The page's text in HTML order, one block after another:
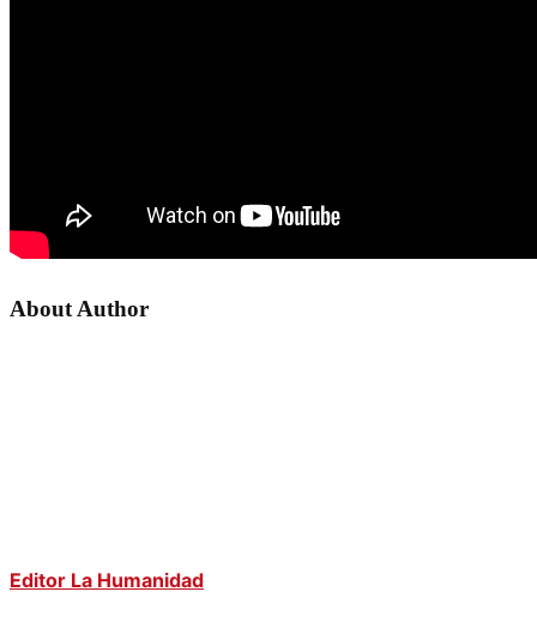
About Author
Editor La Humanidad